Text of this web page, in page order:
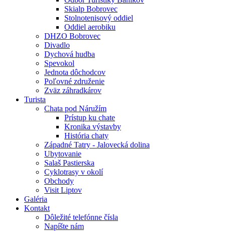
Skialp Bobrovec
Stolnotenisový oddiel
Oddiel aerobiku
DHZO Bobrovec
Divadlo
Dychová hudba
Spevokol
Jednota dôchodcov
Poľovné združenie
Zväz záhradkárov
Turista
Chata pod Náružím
Prístup ku chate
Kronika výstavby
História chaty
Západné Tatry - Jalovecká dolina
Ubytovanie
Salaš Pastierska
Cyklotrasy v okolí
Obchody
Visit Liptov
Galéria
Kontakt
Dôležité telefónne čísla
Napíšte nám